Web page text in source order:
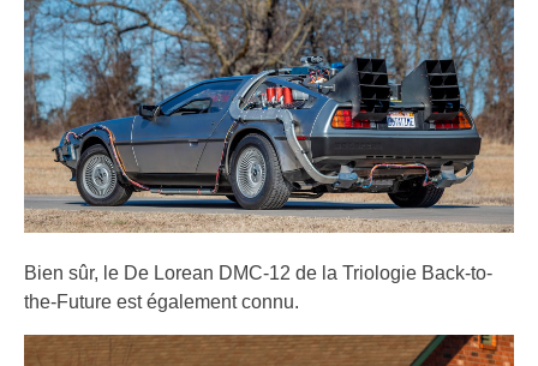
Bien sûr, le De Lorean DMC-12 de la Triologie Back-to-
the-Future est également connu.